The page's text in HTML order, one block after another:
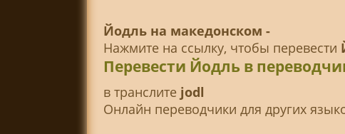
Йодль на македонском -
Нажмите на ссылку, чтобы перевести
Перевести Йодль в
в транслитe jodl
Онлайн переводчики для других